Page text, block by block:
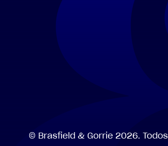
© Brasfield & Gorrie 2026. Todos